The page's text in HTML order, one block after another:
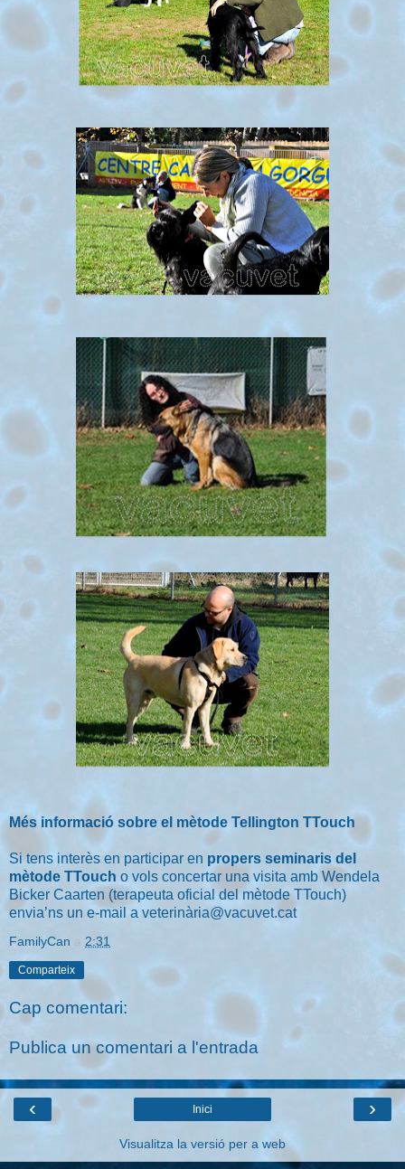
Més informació sobre el mètode Tellington TTouch
Si tens interès en participar en propers seminaris del
mètode TTouch o vols concertar una visita amb Wendela
Bicker Caarten (terapeuta oficial del mètode TTouch)
envia’ns un e-mail a veterinària@vacuvet.cat
FamilyCan a 2:31
Comparteix
Cap comentari:
Publica un comentari a l'entrada
‹ ›
Inici
Visualitza la versió per a web